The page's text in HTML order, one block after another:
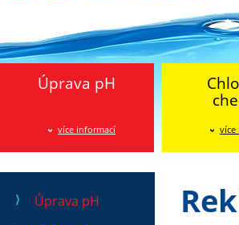
Úprava pH
více informací více
Úprava pH